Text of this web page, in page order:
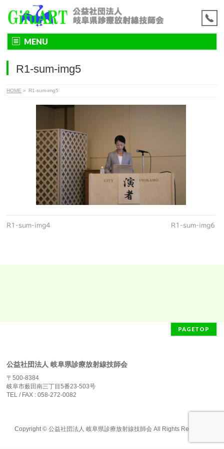
MENU
R1-sum-img5
HOME » R1-sum-img5
R1-sum-img4 R1-sum-img6
PAGETOP
公益社団法人 岐阜県診療放射線技師会
〒500-8384
岐阜市薮田南三丁目5番23-503号
TEL / FAX : 058-272-0082
Copyright ©公益社団法人 岐阜県診療放射線技師会 All Rights Reserved.